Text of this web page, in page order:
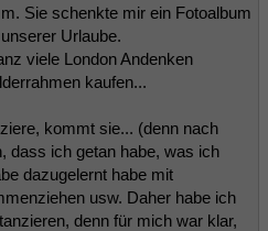
Sie schenkte mir ein Fotoalbum
Urlaube.
viele London Andenken
kaufen...
kommt sie... (denn nach
dass ich getan habe, was ich
dazugelernt habe mit
usw. Daher habe ich
denn für mich war klar,